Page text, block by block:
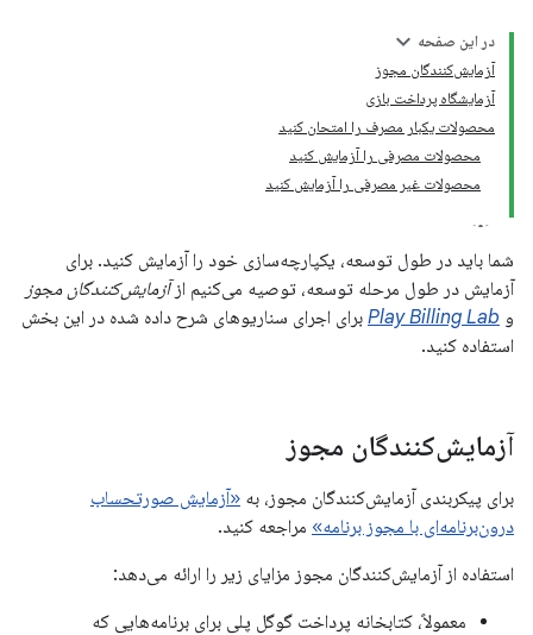
در این صفحه
آزمایش‌کنندگان مجوز
آزمایشگاه پرداخت بازی
محصولات یکبار مصرف را امتحان کنید
محصولات مصرفی را آزمایش کنید
محصولات غیر مصرفی را آزمایش کنید
شما باید در طول توسعه، یکپارچه‌سازی خود را آزمایش کنید. برای
آزمایش در طول مرحله توسعه، توصیه می‌کنیم ازآزمایش‌کنندگان مجوز
و Play Billing Lab برای اجرای سناریوهای شرح داده شده در این بخش
استفاده کنید.
آزمایش‌کنندگان مجوز
برای پیکربندی آزمایش‌کنندگان مجوز، به «آزمایش صورتحساب
درون‌برنامه‌ای با مجوز برنامه» مراجعه کنید.
استفاده از آزمایش‌کنندگان مجوز مزایای زیر را ارائه می‌دهد:
معمولاً، کتابخانه پرداخت گوگل پلی برای برنامه‌هایی که